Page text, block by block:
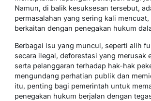
Namun, di balik kesuksesan tersebut,
permasalahan yang sering kali
berkaitan dengan penegakan hukum
Berbagai isu yang muncul, seperti alih
secara ilegal, deforestasi yang merusak
serta pelanggaran terhadap hak-hak
mengundang perhatian publik dan
itu, penting bagi pemerintah untuk
penegakan hukum berjalan dengan